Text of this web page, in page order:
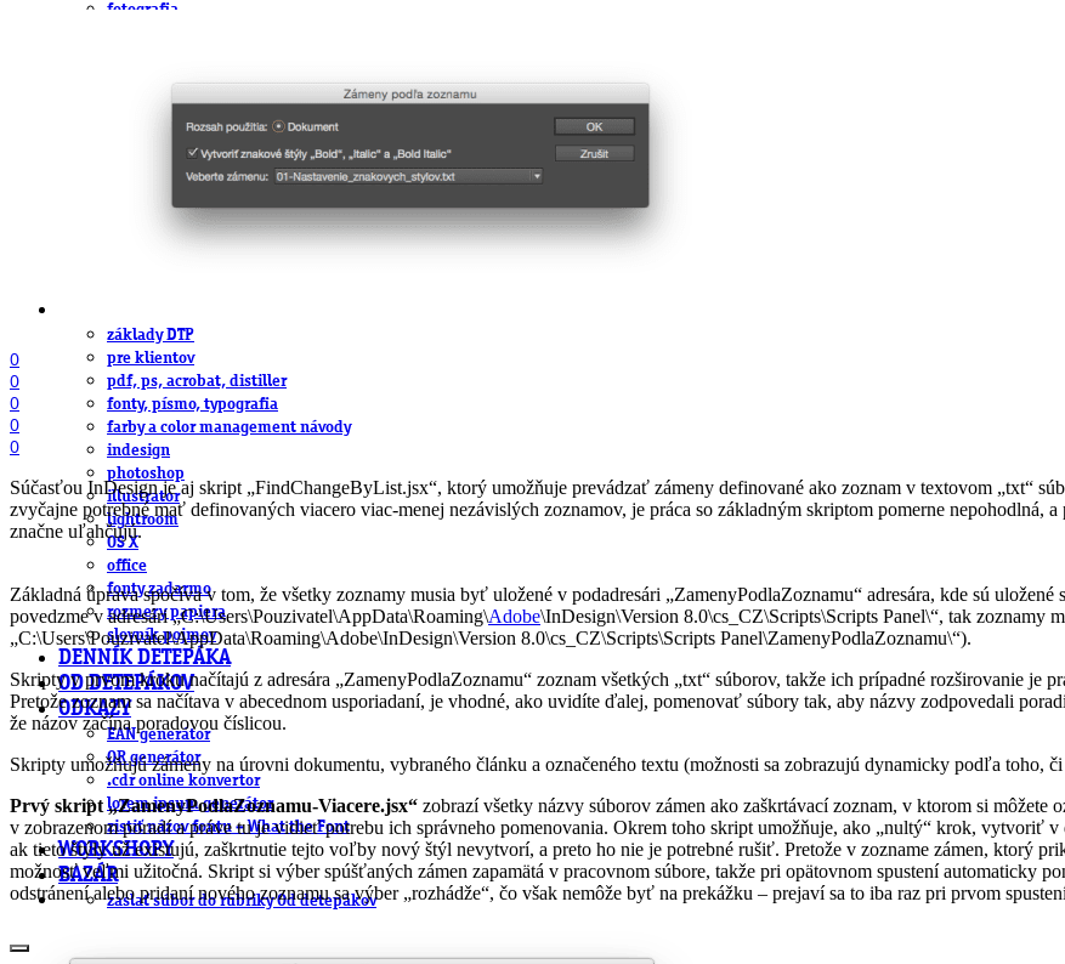
fotografia
hardware
software, mobilné aplikácie
na stiahnutie
obludárium
pracovné ponuky
DeTePe [dtp]
základy DTP
pre klientov
pdf, ps, acrobat, distiller
fonty, písmo, typografia
farby a color management návody
indesign
photoshop
illustrator
lightroom
OS X
office
fonty zadarmo
rozmery papiera
slovník pojmov
DENNÍK DETEPÁKA
OD DETEPÁKOV
ODKAZY
EAN generátor
QR generátor
.cdr online konvertor
lorem ipsum generátor
zistiť názov fontu – What the Font
WORKSHOPY
BAZÁR
zaslať súbor do rubriky Od detepákov
0
0
0
0
0
Súčasťou InDesign je aj skript „FindChangeByList.jsx“, ktorý umožňuje prevádzať zámeny definované ako zoznam v textovom „txt“
zvyčajne potrebné mať definovaných viacero viac-menej nezávislých zoznamov, je práca so základným skriptom pomerne nepohodlná,
značne uľahčujú.
Základná úprava spočíva v tom, že všetky zoznamy musia byť uložené v podadresári „ZamenyPodlaZoznamu“ adresára, kde sú
povedzme v adresári „C:\Users\Pouzivatel\AppData\Roaming\Adobe\InDesign\Version 8.0\cs_CZ\Scripts\Scripts Panel\“, tak zoznamy
„C:\Users\Pouzivatel\AppData\Roaming\Adobe\InDesign\Version 8.0\cs_CZ\Scripts\Scripts Panel\ZamenyPodlaZoznamu\“).
Skripty v prvom kroku načítajú z adresára „ZamenyPodlaZoznamu“ zoznam všetkých „txt“ súborov, takže ich prípadné rozširovanie je
Pretože zoznam sa načítava v abecednom usporiadaní, je vhodné, ako uvidíte ďalej, pomenovať súbory tak, aby názvy zodpovedali
že názov začína poradovou číslicou.
Skripty umožňujú zámeny na úrovni dokumentu, vybraného článku a označeného textu (možnosti sa zobrazujú dynamicky podľa toho,
Prvý skript „ZamenyPodlaZoznamu-Viacere.jsx“ zobrazí všetky názvy súborov zámen ako zaškrtávací zoznam, v ktorom si môžete
v zobrazenom poradí a práve tu je vidieť potrebu ich správneho pomenovania. Okrem toho skript umožňuje, ako „nultý“ krok, vytvoriť
ak tieto štýly už existujú, zaškrtnutie tejto voľby nový štýl nevytvorí, a preto ho nie je potrebné rušiť. Pretože v zozname zámen, ktorý
možnosť veľmi užitočná. Skript si výber spúšťaných zámen zapamätá v pracovnom súbore, takže pri opätovnom spustení automaticky
odstránení alebo pridaní nového zoznamu sa výber „rozhádže“, čo však nemôže byť na prekážku – prejaví sa to iba raz pri prvom